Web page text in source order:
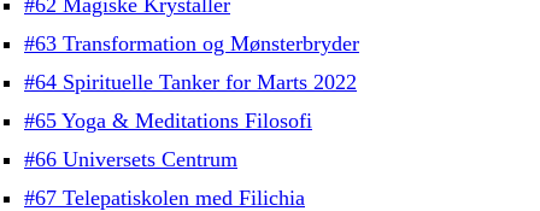
#62 Magiske Krystaller
#63 Transformation og Mønsterbryder
#64 Spirituelle Tanker for Marts 2022
#65 Yoga & Meditations Filosofi
#66 Universets Centrum
#67 Telepatiskolen med Filichia